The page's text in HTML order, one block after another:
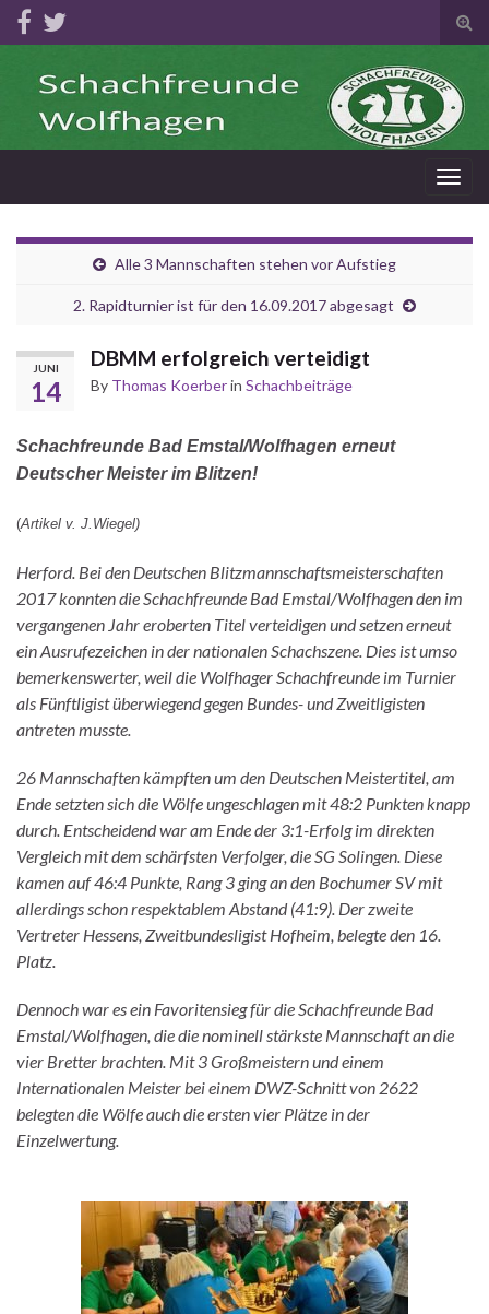
Alle 3 Mannschaften stehen vor Aufstieg
2. Rapidturnier ist für den 16.09.2017 abgesagt
JUNI
14
DBMM erfolgreich verteidigt
By Thomas Koerberin Schachbeiträge
Schachfreunde Bad Emstal/Wolfhagen erneut
Deutscher Meister im Blitzen!
(Artikel v. J.Wiegel)
Herford. Bei den Deutschen Blitzmannschaftsmeisterschaften
2017 konnten die Schachfreunde Bad Emstal/Wolfhagen den im
vergangenen Jahr eroberten Titel verteidigen und setzen erneut
ein Ausrufezeichen in der nationalen Schachszene. Dies ist umso
bemerkenswerter, weil die Wolfhager Schachfreunde im Turnier
als Fünftligist überwiegend gegen Bundes- und Zweitligisten
antreten musste.
26 Mannschaften kämpften um den Deutschen Meistertitel, am
Ende setzten sich die Wölfe ungeschlagen mit 48:2 Punkten knapp
durch. Entscheidend war am Ende der 3:1-Erfolg im direkten
Vergleich mit dem schärfsten Verfolger, die SG Solingen. Diese
kamen auf 46:4 Punkte, Rang 3 ging an den Bochumer SV mit
allerdings schon respektablem Abstand (41:9). Der zweite
Vertreter Hessens, Zweitbundesligist Hofheim, belegte den 16.
Platz.
Dennoch war es ein Favoritensieg für die Schachfreunde Bad
Emstal/Wolfhagen, die die nominell stärkste Mannschaft an die
vier Bretter brachten. Mit 3 Großmeistern und einem
Internationalen Meister bei einem DWZ-Schnitt von 2622
belegten die Wölfe auch die ersten vier Plätze in der
Einzelwertung.